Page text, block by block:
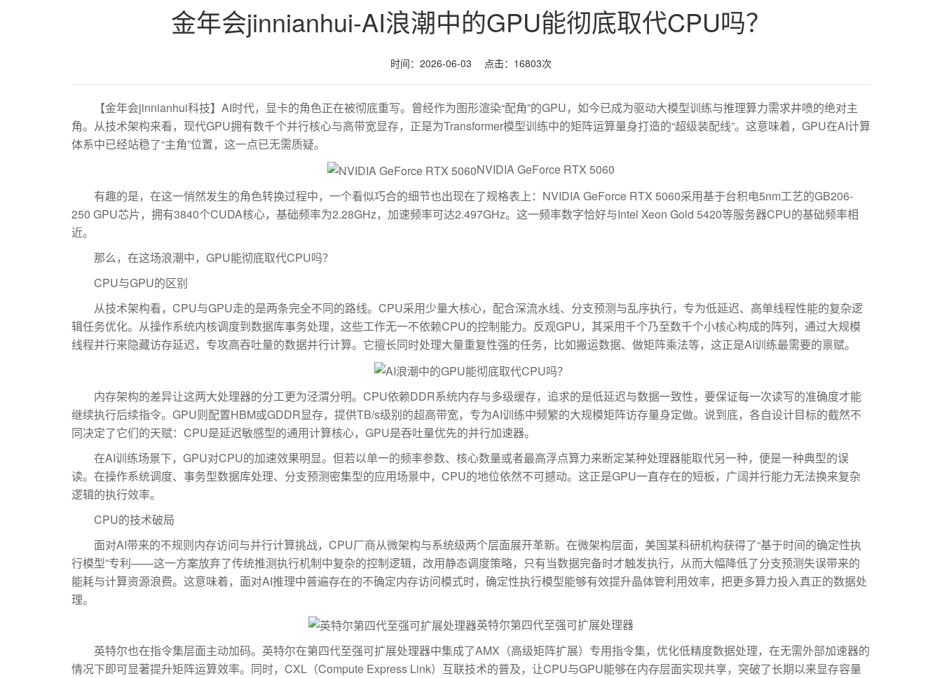
金年会jinnianhui-AI浪潮中的GPU能彻底取代CPU吗？
时间：2026-06-03 点击：16803次
【金年会jinnianhui科技】AI时代，显卡的角色正在被彻底重写。曾经作为图形渲染“配角”的GPU，如今已成为驱动大模型训练与推理算力需求井喷的绝对主
角。从技术架构来看，现代GPU拥有数千个并行核心与高带宽显存，正是为Transformer模型训练中的矩阵运算量身打造的“超级装配线”。这意味着，GPU在AI计算
体系中已经站稳了“主角”位置，这一点已无需质疑。
NVIDIA GeForce RTX 5060
有趣的是，在这一悄然发生的角色转换过程中，一个看似巧合的细节也出现在了规格表上：NVIDIA GeForce RTX 5060采用基于台积电5nm工艺的GB206-
250 GPU芯片，拥有3840个CUDA核心，基础频率为2.28GHz，加速频率可达2.497GHz。这一频率数字恰好与Intel Xeon Gold 5420等服务器CPU的基础频率相
近。
那么，在这场浪潮中，GPU能彻底取代CPU吗？
CPU与GPU的区别
从技术架构看，CPU与GPU走的是两条完全不同的路线。CPU采用少量大核心，配合深流水线、分支预测与乱序执行，专为低延迟、高单线程性能的复杂逻
辑任务优化。从操作系统内核调度到数据库事务处理，这些工作无一不依赖CPU的控制能力。反观GPU，其采用千个乃至数千个小核心构成的阵列，通过大规模
线程并行来隐藏访存延迟，专攻高吞吐量的数据并行计算。它擅长同时处理大量重复性强的任务，比如搬运数据、做矩阵乘法等，这正是AI训练最需要的禀赋。
内存架构的差异让这两大处理器的分工更为泾渭分明。CPU依赖DDR系统内存与多级缓存，追求的是低延迟与数据一致性，要保证每一次读写的准确度才能
继续执行后续指令。GPU则配置HBM或GDDR显存，提供TB/s级别的超高带宽，专为AI训练中频繁的大规模矩阵访存量身定做。说到底，各自设计目标的截然不
同决定了它们的天赋：CPU是延迟敏感型的通用计算核心，GPU是吞吐量优先的并行加速器。
在AI训练场景下，GPU对CPU的加速效果明显。但若以单一的频率参数、核心数量或者最高浮点算力来断定某种处理器能取代另一种，便是一种典型的误
读。在操作系统调度、事务型数据库处理、分支预测密集型的应用场景中，CPU的地位依然不可撼动。这正是GPU一直存在的短板，广阔并行能力无法换来复杂
逻辑的执行效率。
CPU的技术破局
面对AI带来的不规则内存访问与并行计算挑战，CPU厂商从微架构与系统级两个层面展开革新。在微架构层面，美国某科研机构获得了“基于时间的确定性执
行模型”专利——这一方案放弃了传统推测执行机制中复杂的控制逻辑，改用静态调度策略，只有当数据完备时才触发执行，从而大幅降低了分支预测失误带来的
能耗与计算资源浪费。这意味着，面对AI推理中普遍存在的不确定内存访问模式时，确定性执行模型能够有效提升晶体管利用效率，把更多算力投入真正的数据处
理。
英特尔第四代至强可扩展处理器
英特尔也在指令集层面主动加码。英特尔在第四代至强可扩展处理器中集成了AMX（高级矩阵扩展）专用指令集，优化低精度数据处理，在无需外部加速器的
情况下即可显著提升矩阵运算效率。同时，CXL（Compute Express Link）互联技术的普及，让CPU与GPU能够在内存层面实现共享，突破了长期以来显存容量